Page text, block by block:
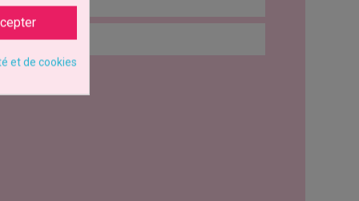
et de cookies